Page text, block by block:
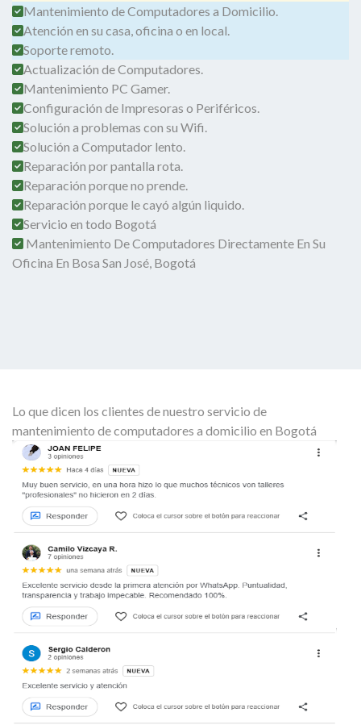
Mantenimiento de Computadores a Domicilio.
Atención en su casa, oficina o en local.
Soporte remoto.
Actualización de Computadores.
Mantenimiento PC Gamer.
Configuración de Impresoras o Periféricos.
Solución a problemas con su Wifi.
Solución a Computador lento.
Reparación por pantalla rota.
Reparación porque no prende.
Reparación porque le cayó algún liquido.
Servicio en todo Bogotá
Mantenimiento De Computadores Directamente En Su
Oficina En Bosa San José, Bogotá
Lo que dicen los clientes de nuestro servicio de
mantenimiento de computadores a domicilio en Bogotá